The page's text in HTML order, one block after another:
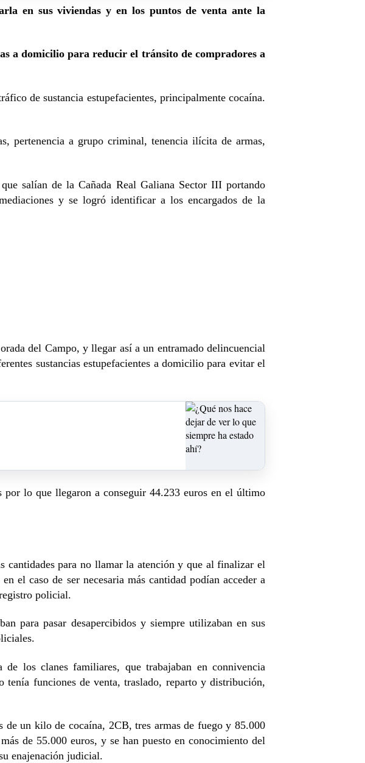
en sus viviendas y en los puntos de venta ante la
a domicilio para reducir el tránsito de compradores a
de sustancia estupefacientes, principalmente cocaína.
pertenencia a grupo criminal, tenencia ilícita de armas,
salían de la Cañada Real Galiana Sector III portando
y se logró identificar a los encargados de la
del Campo, y llegar así a un entramado delincuencial
sustancias estupefacientes a domicilio para evitar el
lo que llegaron a conseguir 44.233 euros en el último
cantidades para no llamar la atención y que al finalizar el
el caso de ser necesaria más cantidad podían acceder a
policial.
para pasar desapercibidos y siempre utilizaban en sus
los clanes familiares, que trabajaban en connivencia
funciones de venta, traslado, reparto y distribución,
un kilo de cocaína, 2CB, tres armas de fuego y 85.000
de 55.000 euros, y se han puesto en conocimiento del
enajenación judicial.